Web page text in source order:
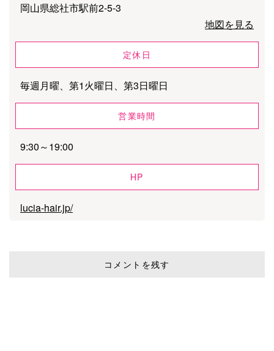
岡山県総社市駅前2-5-3
地図を見る
定休日
毎週月曜、第1火曜日、第3日曜日
営業時間
9:30～19:00
HP
lucia-hair.jp/
コメントを残す